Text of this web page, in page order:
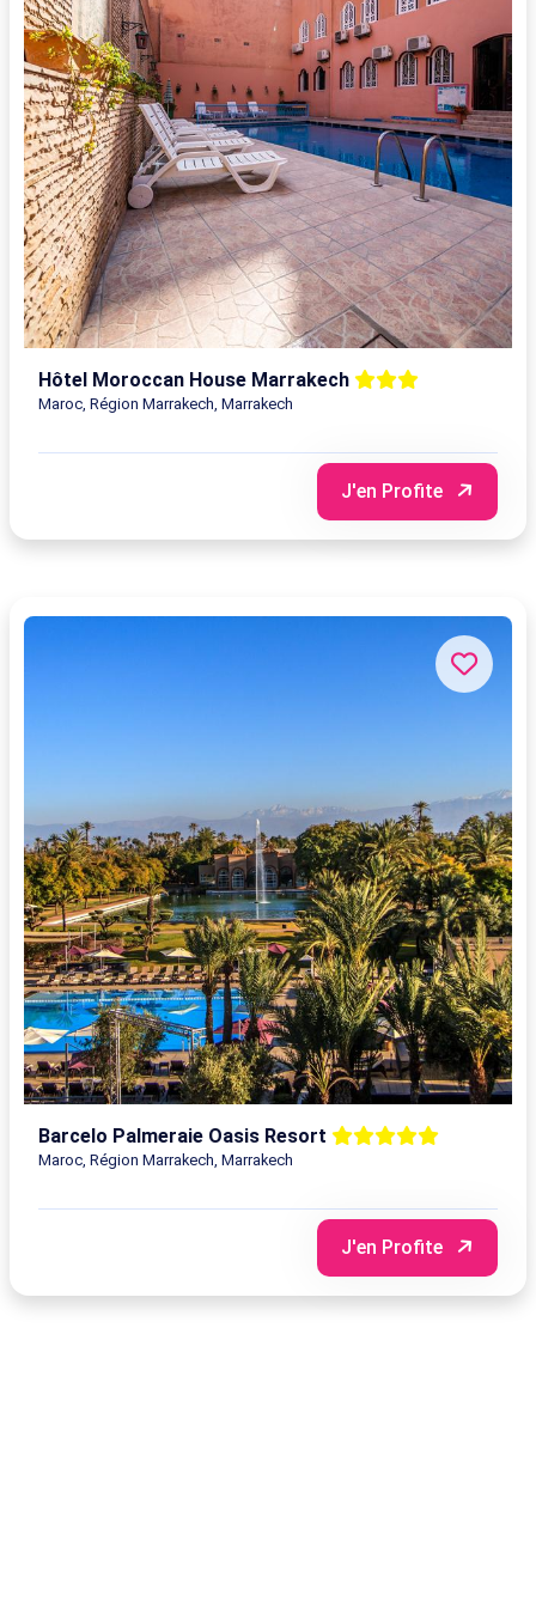
Hôtel Moroccan House Marrakech
Maroc, Région Marrakech, Marrakech
J'en Profite
Barcelo Palmeraie Oasis Resort
Maroc, Région Marrakech, Marrakech
J'en Profite